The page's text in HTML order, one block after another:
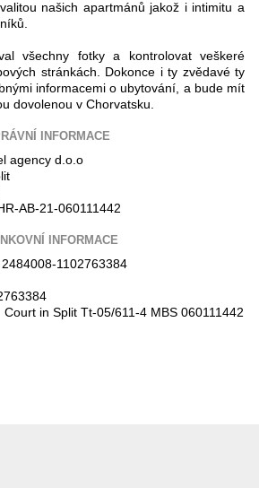
našich apartmánů jakož i intimitu a
všechny fotky a kontrolovat veškeré
stránkách. Dokonce i ty zvědavé ty
informacemi o ubytování, a bude mít
dovolenou v Chorvatsku.
INFORMACE
agency d.o.o
AB-21-060111442
INFORMACE
1102763384
in Split Tt-05/611-4 MBS 060111442